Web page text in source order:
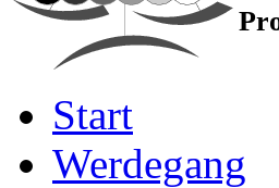
Start
Werdegang